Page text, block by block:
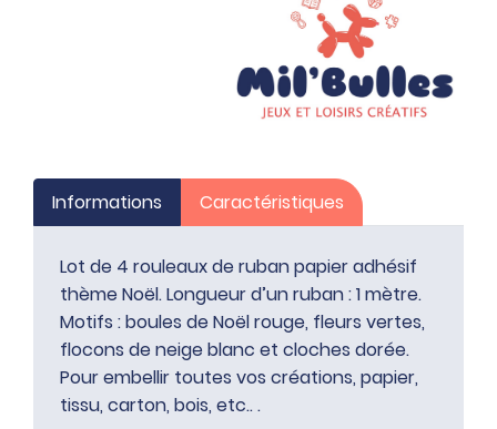
Informations Caractéristiques
Lot de 4 rouleaux de ruban papier adhésif
thème Noël. Longueur d’un ruban : 1 mètre.
Motifs : boules de Noël rouge, fleurs vertes,
flocons de neige blanc et cloches dorée.
Pour embellir toutes vos créations, papier,
tissu, carton, bois, etc.. .